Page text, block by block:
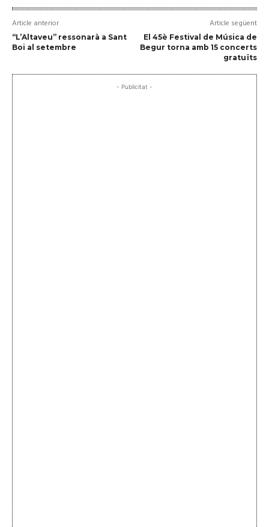
Article anterior
“L’Altaveu” ressonarà a Sant
Boi al setembre
Article següent
El 45è Festival de Música de
Begur torna amb 15 concerts
gratuïts
- Publicitat -